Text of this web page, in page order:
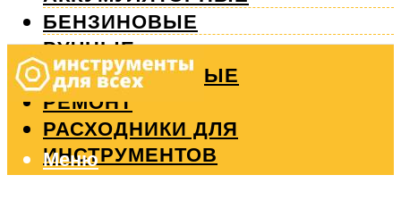
БЕНЗИНОВЫЕ
РУЧНЫЕ
ИЗМЕРИТЕЛЬНЫЕ
РЕМОНТ
РАСХОДНИКИ ДЛЯ
ИНСТРУМЕНТОВ
Меню